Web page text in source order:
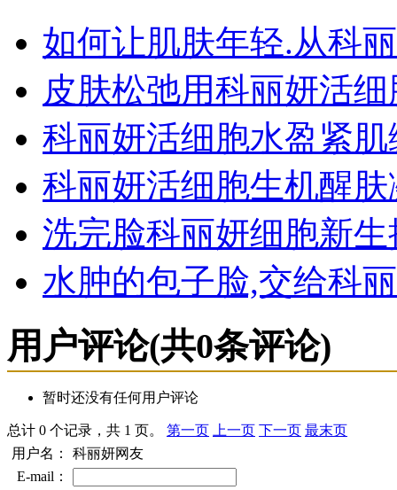
如何让肌肤年轻.从科
皮肤松弛用科丽妍活
科丽妍活细胞水盈紧
科丽妍活细胞生机醒
洗完脸科丽妍细胞新
水肿的包子脸,交给科
用户评论(共0条评论)
暂时还没有任何用户评论
总计 0 个记录，共 1 页。 第一页 上一页 下一页 最末页
用户名：
科丽妍网友
E-mail：